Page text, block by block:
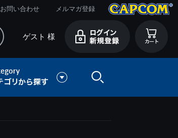
お問い合わせ メルマガ登録
ゲスト 様